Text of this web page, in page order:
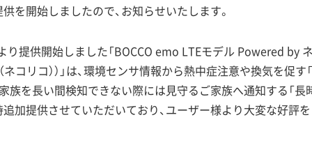
を開始しましたので、お知らせいたします。
提供開始しました「BOCCO emo LTEモデル Powered by ネ
コリコ））」は、環境センサ情報から熱中症注意や換気を促す
家族を長い間検知できない際には見守るご家族へ通知する「長
追加提供させていただいており、ユーザー様より大変な好評